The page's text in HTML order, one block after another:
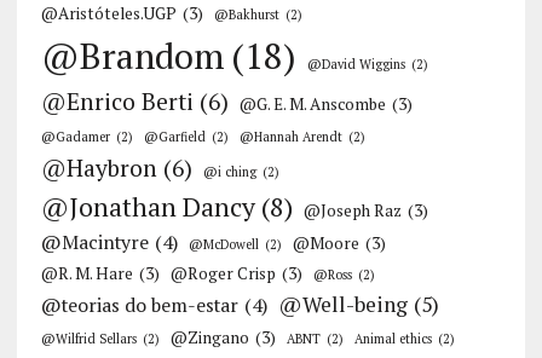
@Aristóteles.UGP (3) @Bakhurst (2)
@Brandom (18) @David Wiggins (2)
@Enrico Berti (6) @G. E. M. Anscombe (3)
@Gadamer (2) @Garfield (2) @Hannah Arendt (2)
@Haybron (6) @i ching (2)
@Jonathan Dancy (8) @Joseph Raz (3)
@Macintyre (4) @McDowell (2) @Moore (3)
@R. M. Hare (3) @Roger Crisp (3) @Ross (2)
@teorias do bem-estar (4) @Well-being (5)
@Wilfrid Sellars (2) @Zingano (3) ABNT (2) Animal ethics (2)